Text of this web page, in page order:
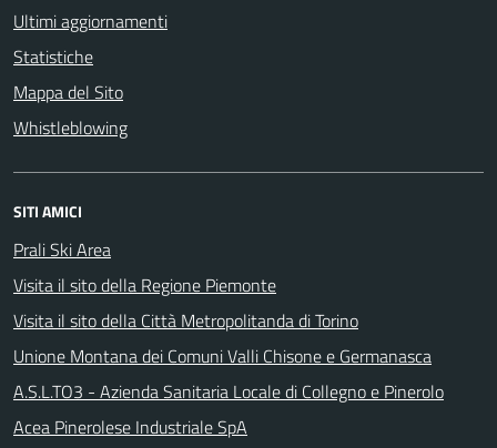
Ultimi aggiornamenti
Statistiche
Mappa del Sito
Whistleblowing
SITI AMICI
Prali Ski Area
Visita il sito della Regione Piemonte
Visita il sito della Città Metropolitanda di Torino
Unione Montana dei Comuni Valli Chisone e Germanasca
A.S.L.TO3 - Azienda Sanitaria Locale di Collegno e Pinerolo
Acea Pinerolese Industriale SpA